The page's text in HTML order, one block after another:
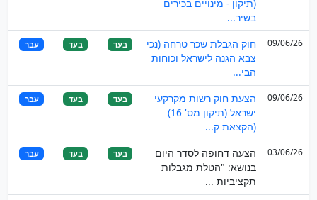
(תיקון - מינויים בכירים
בשיר...
09/06/26
חוק הגבלת שכר טרחה (נכי
צבא הגנה לישראל וכוחות
הבי...
בעד בעד עבר
09/06/26
הצעת חוק רשות מקרקעי
ישראל (תיקון מס' 16)
(הקצאת ק...
בעד בעד עבר
03/06/26
הצעה דחופה לסדר היום
בנושא: "הטלת מגבלות
תקציביות ...
בעד בעד עבר